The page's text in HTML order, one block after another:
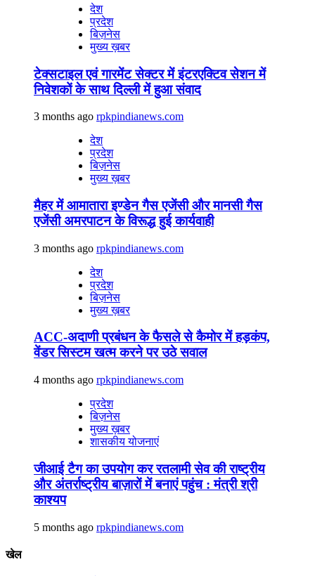
देश
प्रदेश
बिज़नेस
मुख्य ख़बर
टेक्सटाइल एवं गारमेंट सेक्टर में इंटरएक्टिव सेशन में
निवेशकों के साथ दिल्ली में हुआ संवाद
3 months ago rpkpindianews.com
देश
प्रदेश
बिज़नेस
मुख्य ख़बर
मैहर में आमातारा इण्डेन गैस एजेंसी और मानसी गैस
एजेंसी अमरपाटन के विरूद्ध हुई कार्यवाही
3 months ago rpkpindianews.com
देश
प्रदेश
बिज़नेस
मुख्य ख़बर
ACC-अदाणी प्रबंधन के फैसले से कैमोर में हड़कंप,
वेंडर सिस्टम खत्म करने पर उठे सवाल
4 months ago rpkpindianews.com
प्रदेश
बिज़नेस
मुख्य ख़बर
शासकीय योजनाएं
जीआई टैग का उपयोग कर रतलामी सेव की राष्ट्रीय
और अंतर्राष्ट्रीय बाज़ारों में बनाएं पहुंच : मंत्री श्री
काश्यप
5 months ago rpkpindianews.com
खेल